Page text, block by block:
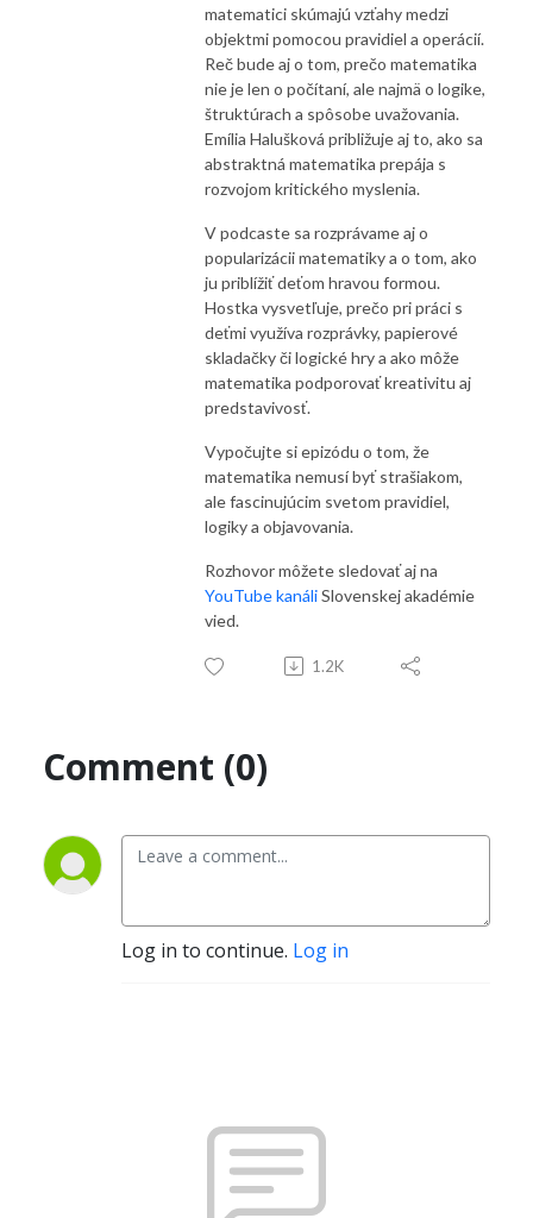
matematici skúmajú vzťahy medzi
objektmi pomocou pravidiel a operácií.
Reč bude aj o tom, prečo matematika
nie je len o počítaní, ale najmä o logike,
štruktúrach a spôsobe uvažovania.
Emília Halušková približuje aj to, ako sa
abstraktná matematika prepája s
rozvojom kritického myslenia.
V podcaste sa rozprávame aj o
popularizácii matematiky a o tom, ako
ju priblížiť deťom hravou formou.
Hostka vysvetľuje, prečo pri práci s
deťmi využíva rozprávky, papierové
skladačky či logické hry a ako môže
matematika podporovať kreativitu aj
predstavivosť.
Vypočujte si epizódu o tom, že
matematika nemusí byť strašiakom,
ale fascinujúcim svetom pravidiel,
logiky a objavovania.
Rozhovor môžete sledovať aj na
YouTube kanáliSlovenskej akadémie
vied.
1.2K
Comment (0)
Log in to continue. Log in